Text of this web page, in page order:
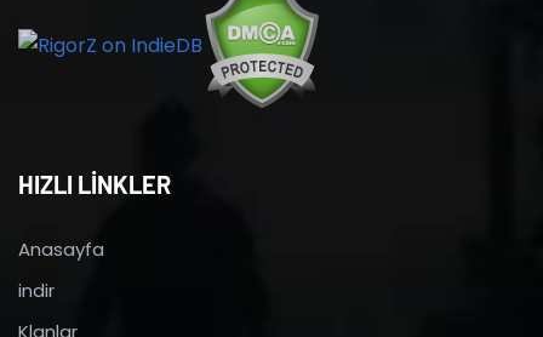
HIZLI LİNKLER
Anasayfa
indir
Klanlar